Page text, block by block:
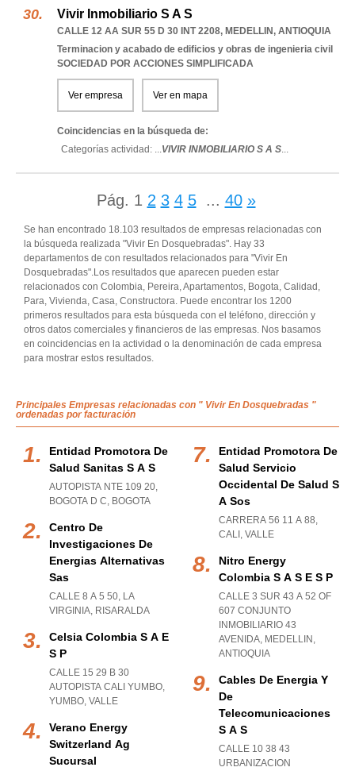
Vivir Inmobiliario S A S
CALLE 12 AA SUR 55 D 30 INT 2208, MEDELLIN, ANTIOQUIA
Terminacion y acabado de edificios y obras de ingenieria civil
SOCIEDAD POR ACCIONES SIMPLIFICADA
Ver empresa Ver en mapa
Coincidencias en la búsqueda de:
Categorías actividad: ...VIVIR INMOBILIARIO S A S...
Pág. 1 2 3 4 5 ... 40 »
Se han encontrado 18.103 resultados de empresas relacionadas con
la búsqueda realizada "Vivir En Dosquebradas". Hay 33
departamentos de con resultados relacionados para "Vivir En
Dosquebradas".Los resultados que aparecen pueden estar
relacionados con Colombia, Pereira, Apartamentos, Bogota, Calidad,
Para, Vivienda, Casa, Constructora. Puede encontrar los 1200
primeros resultados para esta búsqueda con el teléfono, dirección y
otros datos comerciales y financieros de las empresas. Nos basamos
en coincidencias en la actividad o la denominación de cada empresa
para mostrar estos resultados.
Principales Empresas relacionadas con " Vivir En Dosquebradas "
ordenadas por facturación
Entidad Promotora De
Salud Sanitas S A S
AUTOPISTA NTE 109 20,
BOGOTA D C, BOGOTA
Centro De
Investigaciones De
Energias Alternativas
Sas
CALLE 8 A 5 50, LA
VIRGINIA, RISARALDA
Celsia Colombia S A E
S P
CALLE 15 29 B 30
AUTOPISTA CALI YUMBO,
YUMBO, VALLE
Verano Energy
Switzerland Ag
Sucursal
Entidad Promotora De
Salud Servicio
Occidental De Salud S
A Sos
CARRERA 56 11 A 88,
CALI , VALLE
Nitro Energy
Colombia S A S E S P
CALLE 3 SUR 43 A 52 OF
607 CONJUNTO
INMOBILIARIO 43
AVENIDA, MEDELLIN ,
ANTIOQUIA
Cables De Energia Y
De
Telecomunicaciones
S A S
CALLE 10 38 43
URBANIZACION